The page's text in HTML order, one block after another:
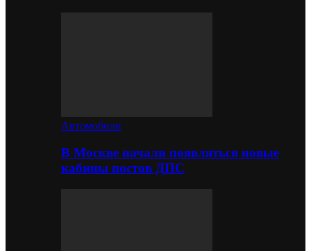
Автомобили
В Москве начали появляться новые
кабины постов ДПС